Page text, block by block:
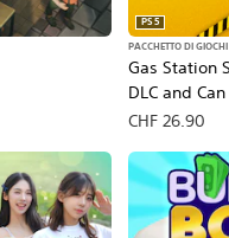
Gas Station
DLC and
Bundle
PS5
PACCHETTO DI GIOCHI
CHF 26.90